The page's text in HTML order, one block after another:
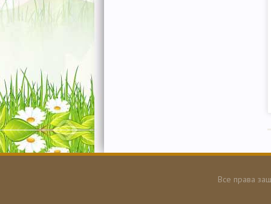
Все права